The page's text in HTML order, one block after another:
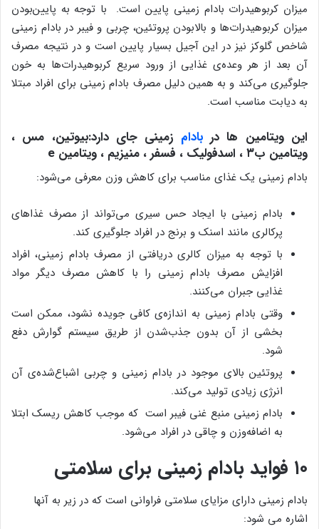
میزان کربوهیدرات بادام زمینی پایین است. با توجه‌ به پایین‌بودن
میزان کربوهیدرات‌ها و بالابودن پروتئین، چربی و فیبر در بادام زمینی
شاخص گلوکز نیز در این آجیل بسیار پایین است و در نتیجه مصرف
آن بعد از هر وعده‌ی غذایی از ورود سریع کربوهیدرات‌ها به خون
جلوگیری می‌کند و به همین دلیل مصرف بادام زمینی برای افراد مبتلا
به دیابت مناسب است.
این ویتامین ها دربادام زمینی جای دارد:بیوتین، مس ،
ویتامین ب۳ ، اسدفولیک ، فسفر ، منیزیم ، ویتامین e
بادام زمینی یک غذای مناسب برای کاهش وزن معرفی می‌شود:
بادام زمینی با ایجاد حس سیری می‌تواند از مصرف غذاهای
پرکالری مانند اسنک و برنج در افراد جلوگیری کند.
با توجه به میزان کالری دریافتی از مصرف بادام زمینی، افراد
افزایش مصرف بادام زمینی را با کاهش مصرف دیگر مواد
غذایی جبران می‌کنند.
وقتی بادام زمینی به اندازه‌ی کافی جویده نشود، ممکن است
بخشی از آن بدون جذب‌شدن از طریق سیستم گوارش دفع
شود.
پروتئین بالای موجود در بادام زمینی و چربی اشباع‌شده‌ی آن
انرژی زیادی تولید می‌کند.
بادام زمینی منبع غنی فیبر است که موجب کاهش ریسک ابتلا
به اضافه‌وزن و چاقی در افراد می‌شود.
۱۰ فواید بادام زمینی برای سلامتی
بادام زمینی دارای مزایای سلامتی فراوانی است که در زیر به آنها
اشاره می شود: